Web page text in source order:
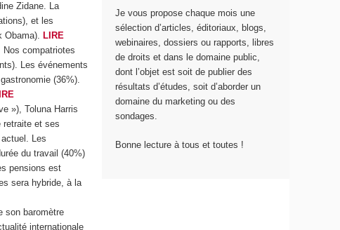
Zidane. La
et les
Obama). LIRE
compatriotes
Les événements
(36%).
»), Toluna Harris
retraite et ses
Les
du travail (40%)
pensions est
sera hybride, à la
son baromètre
internationale
Je vous propose chaque mois une
sélection d’articles, éditoriaux, blogs,
webinaires, dossiers ou rapports, libres
de droits et dans le domaine public,
dont l’objet est soit de publier des
résultats d’études, soit d’aborder un
domaine du marketing ou des
sondages.
Bonne lecture à tous et toutes !